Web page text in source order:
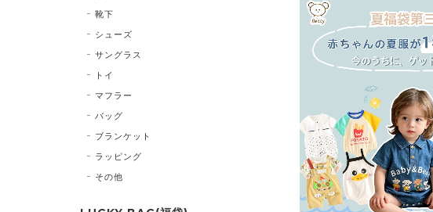
靴下
シューズ
サングラス
トイ
マフラー
バッグ
ブランケット
ラッピング
その他